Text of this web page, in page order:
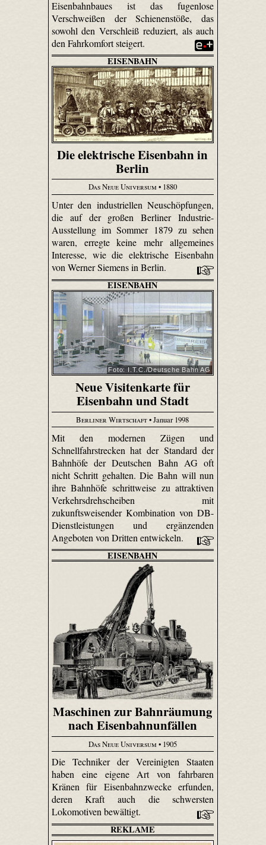
Eisenbahnbaues ist das fugenlose
Verschweißen der Schienenstöße, das
sowohl den Verschleiß reduziert, als auch
den Fahrkomfort steigert.
EISENBAHN
Die elektrische Eisenbahn in
Berlin
Das Neue Universum • 1880
Unter den industriellen Neuschöpfungen,
die auf der großen Berliner Industrie-
Ausstellung im Sommer 1879 zu sehen
waren, erregte keine mehr allgemeines
Interesse, wie die elektrische Eisenbahn
von Werner Siemens in Berlin.
EISENBAHN
Foto: I.T.C./Deutsche Bahn AG
Neue Visitenkarte für
Eisenbahn und Stadt
Berliner Wirtschaft• Januar 1998
Mit den modernen Zügen und
Schnellfahrstrecken hat der Standard der
Bahnhöfe der Deutschen Bahn AG oft
nicht Schritt gehalten. Die Bahn will nun
ihre Bahnhöfe schrittweise zu attraktiven
Verkehrsdrehscheiben mit
zukunftsweisender Kombination von DB-
Dienstleistungen und ergänzenden
Angeboten von Dritten entwickeln.
EISENBAHN
Maschinen zur Bahnräumung
nach Eisenbahnunfällen
Das Neue Universum• 1905
Die Techniker der Vereinigten Staaten
haben eine eigene Art von fahrbaren
Kränen für Eisenbahnzwecke erfunden,
deren Kraft auch die schwersten
Lokomotiven bewältigt.
REKLAME